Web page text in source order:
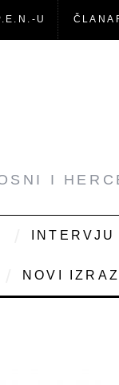
U
I
INTERVJU
NOVI IZRAZ